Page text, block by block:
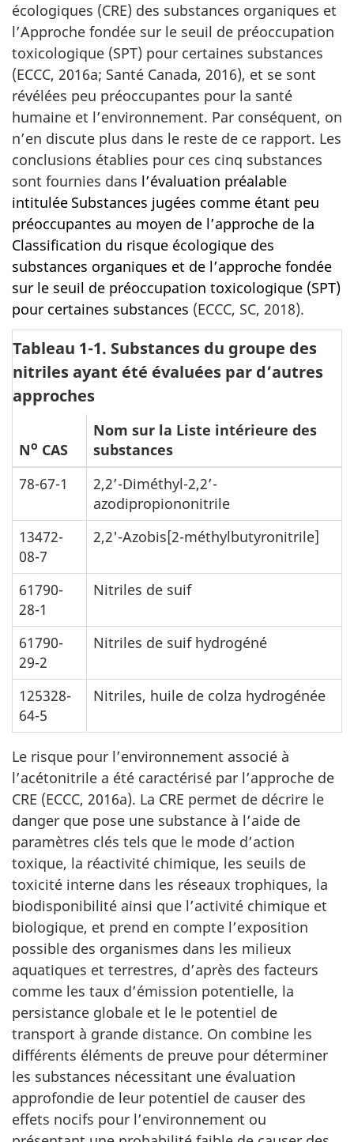
écologiques (CRE) des substances organiques et
l’Approche fondée sur le seuil de préoccupation
toxicologique (SPT) pour certaines substances
(ECCC, 2016a; Santé Canada, 2016), et se sont
révélées peu préoccupantes pour la santé
humaine et l’environnement. Par conséquent, on
n’en discute plus dans le reste de ce rapport. Les
conclusions établies pour ces cinq substances
sont fournies dans l’évaluation préalable
intitulée Substances jugées comme étant peu
préoccupantes au moyen de l’approche de la
Classification du risque écologique des
substances organiques et de l’approche fondée
sur le seuil de préoccupation toxicologique (SPT)
pour certaines substances (ECCC, SC, 2018).
Tableau 1-1. Substances du groupe des
nitriles ayant été évaluées par d’autres
approches
No CAS
Nom sur la Liste intérieure des
substances
78-67-1
2,2’-Diméthyl-2,2’-
azodipropiononitrile
13472-
08-7
2,2'-Azobis[2-méthylbutyronitrile]
61790-
28-1
Nitriles de suif
61790-
29-2
Nitriles de suif hydrogéné
125328-
64-5
Nitriles, huile de colza hydrogénée
Le risque pour l’environnement associé à
l’acétonitrile a été caractérisé par l’approche de
CRE (ECCC, 2016a). La CRE permet de décrire le
danger que pose une substance à l’aide de
paramètres clés tels que le mode d’action
toxique, la réactivité chimique, les seuils de
toxicité interne dans les réseaux trophiques, la
biodisponibilité ainsi que l’activité chimique et
biologique, et prend en compte l’exposition
possible des organismes dans les milieux
aquatiques et terrestres, d’après des facteurs
comme les taux d’émission potentielle, la
persistance globale et le le potentiel de
transport à grande distance. On combine les
différents éléments de preuve pour déterminer
les substances nécessitant une évaluation
approfondie de leur potentiel de causer des
effets nocifs pour l’environnement ou